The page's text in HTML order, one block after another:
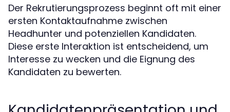
Der Rekrutierungsprozess beginnt oft mit einer
ersten Kontaktaufnahme zwischen
Headhunter und potenziellen Kandidaten.
Diese erste Interaktion ist entscheidend, um
Interesse zu wecken und die Eignung des
Kandidaten zu bewerten.